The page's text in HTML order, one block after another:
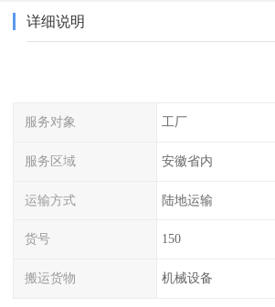
详细说明
服务对象 工厂
服务区域 安徽省内
运输方式 陆地运输
货号 150
搬运货物 机械设备